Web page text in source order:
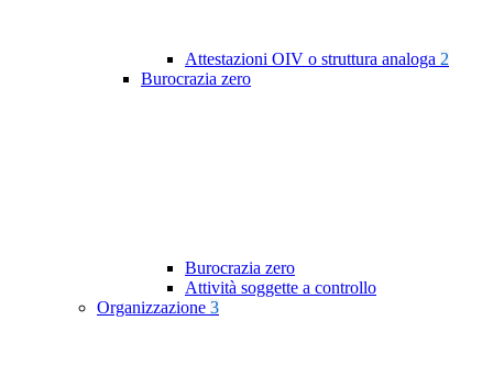
Attestazioni OIV o struttura analoga 2
Burocrazia zero
Burocrazia zero
Attività soggette a controllo
Organizzazione 3